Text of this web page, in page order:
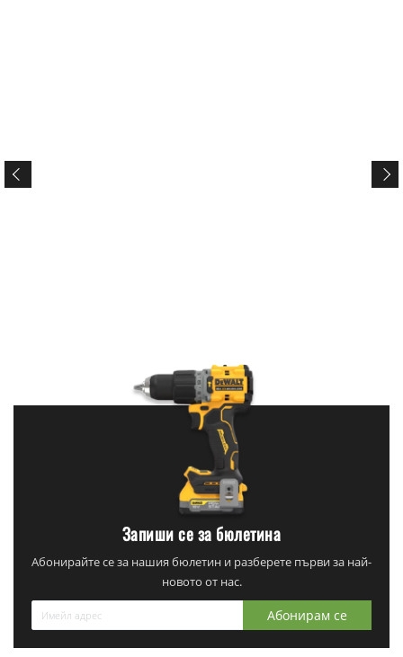
Запиши се за бюлетина
Абонирайте се за нашия бюлетин и разберете първи за най-
новото от нас.
Абонирам се